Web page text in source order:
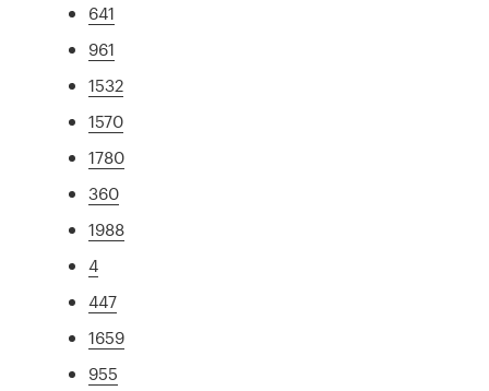
641
961
1532
1570
1780
360
1988
4
447
1659
955